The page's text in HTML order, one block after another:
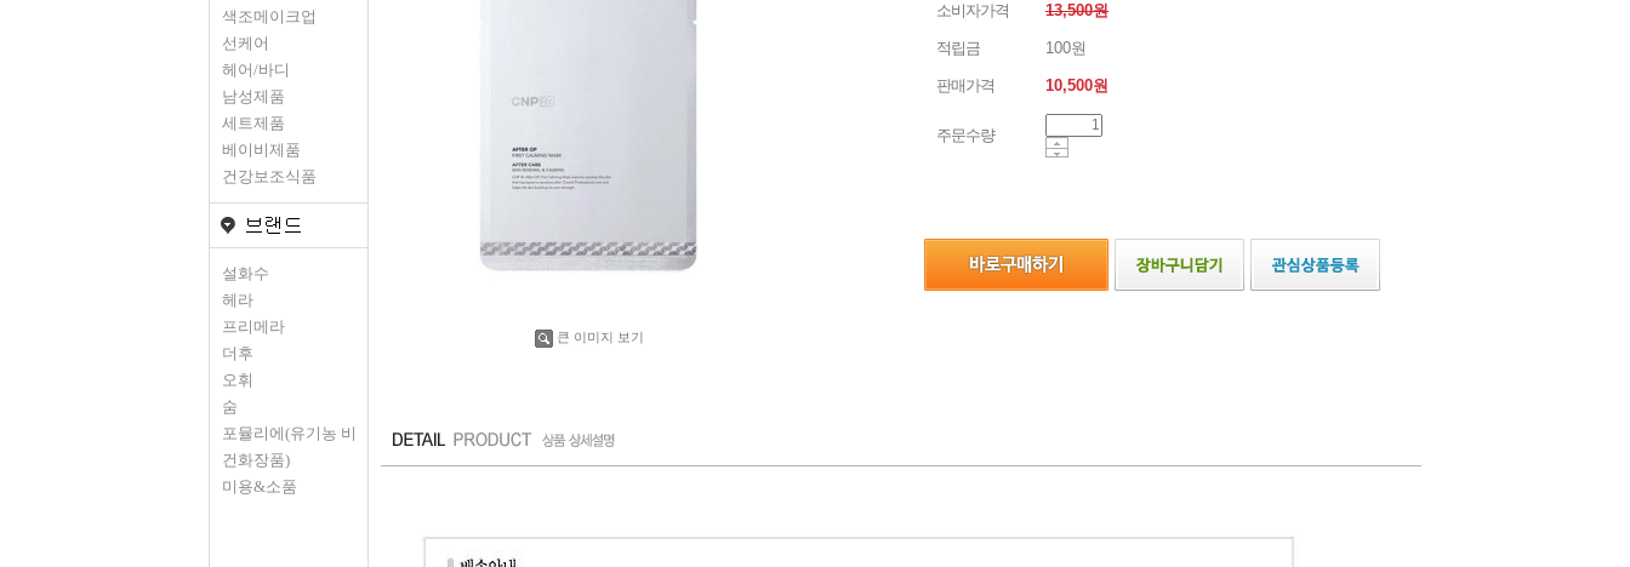
색조메이크업
선케어
헤어/바디
남성제품
세트제품
베이비제품
건강보조식품
설화수
헤라
프리메라
더후
오휘
숨
포뮬리에(유기농 비
건화장품)
미용&소품
큰 이미지 보기
소비자가격 13,500원
적립금 100원
판매가격 10,500원
주문수량